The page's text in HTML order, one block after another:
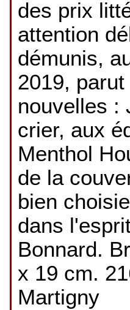
des prix
attention
démunis,
2019,
nouvelles :
crier, aux
Menthol
de la
bien
dans
Bonnard.
x 19 cm.
Martigny